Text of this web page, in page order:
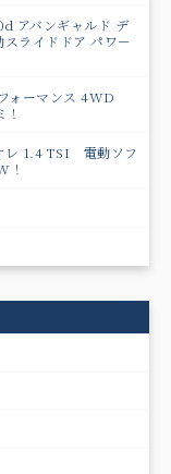
アバンギャルド デ
ライドドア パワ－
ォーマンス 4WD
レ 1.4 TSI 電動ソフ
！